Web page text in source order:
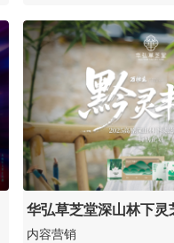
华弘草芝堂深山林下灵
丰成》
内容营销